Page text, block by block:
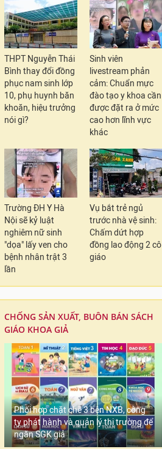
THPT Nguyễn Thái
Bình thay đổi đồng
phục nam sinh lớp
10, phụ huynh băn
khoăn, hiệu trưởng
nói gì?
Sinh viên
livestream phản
cảm: Chuẩn mực
đào tạo y khoa cần
được đặt ra ở mức
cao hơn lĩnh vực
khác
Trường ĐH Y Hà
Nội sẽ kỷ luật
nghiêm nữ sinh
"dọa" lấy ven cho
bệnh nhân trật 3
lần
Vụ bắt trẻ ngủ
trước nhà vệ sinh:
Chấm dứt hợp
đồng lao động 2 cô
giáo
CHỐNG SẢN XUẤT, BUÔN BÁN SÁCH
GIÁO KHOA GIẢ
Phối hợp chặt chẽ 3 bên NXB, công
ty phát hành và quản lý thị trường để
ngăn SGK giả